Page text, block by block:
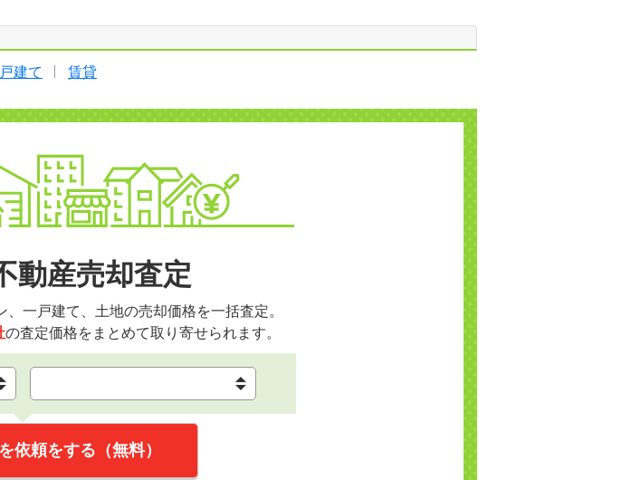
建て 賃貸
動産売却査定
一戸建て、土地の売却価格を一括査定。
の査定価格をまとめて取り寄せられます。
依頼をする（無料）